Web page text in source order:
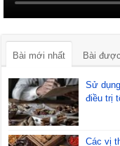
Bài mới nhất Bài
Sử
điều trị
Các vị